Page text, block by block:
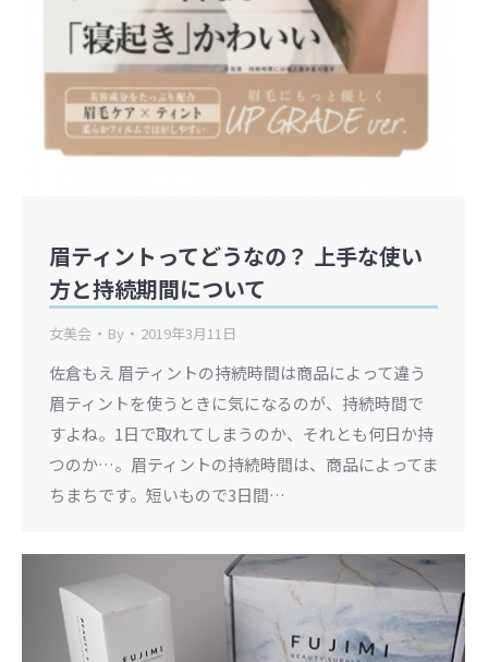
眉ティントってどうなの？ 上手な使い
方と持続期間について
女美会 By 2019年3月11日
佐倉もえ 眉ティントの持続時間は商品によって違う
眉ティントを使うときに気になるのが、持続時間で
すよね。1日で取れてしまうのか、それとも何日か持
つのか…。眉ティントの持続時間は、商品によってま
ちまちです。短いもので3日間…